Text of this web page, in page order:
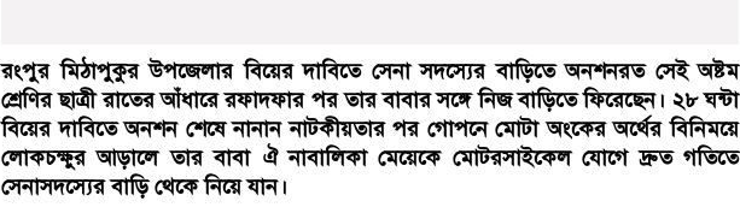
রংপুর মিঠাপুকুর উপজেলার বিয়ের দাবিতে সেনা সদস্যের বাড়িতে অনশনরত সেই অষ্টম
শ্রেণির ছাত্রী রাতের আঁধারে রফাদফার পর তার বাবার সঙ্গে নিজ বাড়িতে ফিরেছেন। ২৮ ঘন্টা
বিয়ের দাবিতে অনশন শেষে নানান নাটকীয়তার পর গোপনে মোটা অংকের অর্থের বিনিময়ে
লোকচক্ষুর আড়ালে তার বাবা ঐ নাবালিকা মেয়েকে মোটরসাইকেল যোগে দ্রুত গতিতে
সেনাসদস্যের বাড়ি থেকে নিয়ে যান।